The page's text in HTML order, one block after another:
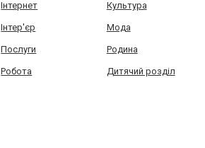
Інтернет Культура
Інтер'єр Мода
Послуги Родина
Робота Дитячий розділ